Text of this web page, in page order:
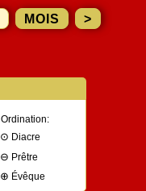
MOIS >
Ordination:
⊙ Diacre
⊖ Prêtre
⊕ Évêque